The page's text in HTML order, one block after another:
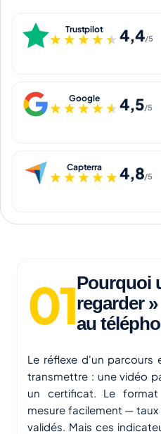
Trustpilot
★★★★★
★★★★★ 4,4/5
Google
★★★★★
★★★★★ 4,5/5
Capterra
★★★★★
★★★★★4,8/5
Pourquoi
regarder
au
Le réflexe d'un parcours
transmettre : une vidéo
un certificat. Le
mesure facilement —
validés. Mais ces